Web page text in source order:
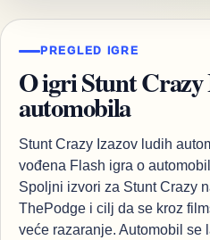
PREGLED IGRE
O igri Stunt Crazy
automobila
Stunt Crazy Izazov ludih
vođena Flash igra o
Spoljni izvori za Stunt Crazy
ThePodge i cilj da se kroz
veće razaranje. Automobil se